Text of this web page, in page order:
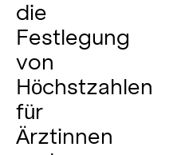
die
Festlegung
von
Höchstzahlen
für
Ärztinnen